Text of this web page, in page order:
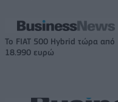
Το FIAT 500 Hybrid τώρα από
18.990 ευρώ